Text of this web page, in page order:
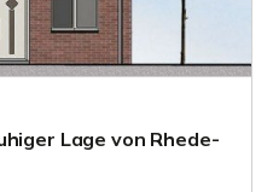
Lage von Rhede-